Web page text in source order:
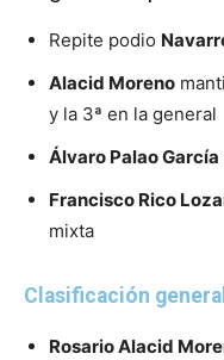
Repite podio
Alacid Moreno
y la 3ª en la general
Álvaro Palao García
Francisco Rico
mixta
Clasificación
Rosario Alacid